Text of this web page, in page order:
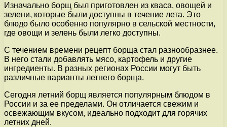
Изначально борщ был приготовлен из кваса, овощей и
зелени, которые были доступны в течение лета. Это
блюдо было особенно популярно в сельской местности,
где овощи и зелень были легко доступны.
С течением времени рецепт борща стал разнообразнее.
В него стали добавлять мясо, картофель и другие
ингредиенты. В разных регионах России могут быть
различные варианты летнего борща.
Сегодня летний борщ является популярным блюдом в
России и за ее пределами. Он отличается свежим и
освежающим вкусом, идеально подходит для горячих
летних дней.